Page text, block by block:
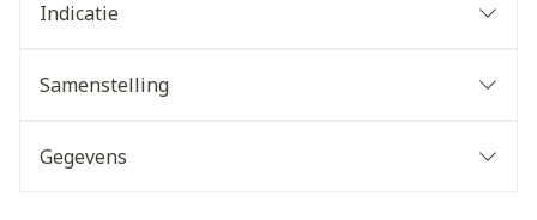
Indicatie
Samenstelling
Gegevens